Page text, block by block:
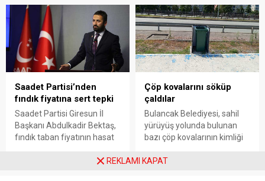
bölgede kısa süreli panik
yaşanırken polis geniş çaplı
soruşturma başlattı.
Valiliği, Tarım ve Orman İl
Müdürlüğü ile ilgili kurumları
denetime çağırdı. Akdoğan,
yüzde 50’ye ulaşan fiyat
farklarının araştırılması
gerektiğini söyledi.
Saadet Partisi’nden
fındık fiyatına sert tepki
Saadet Partisi Giresun İl
Başkanı Abdulkadir Bektaş,
fındık taban fiyatının hasat
açıklanmamasına tepki
Çöp kovalarını söküp
çaldılar
Bulancak Belediyesi, sahil
yürüyüş yolunda bulunan
bazı çöp kovalarının kimliği
sökülerek çalındığını açıkladı.
REKLAMI KAPAT